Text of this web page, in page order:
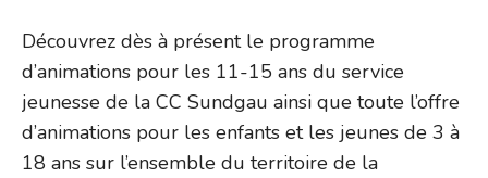
Découvrez dès à présent le programme
d’animations pour les 11-15 ans du service
jeunesse de la CC Sundgau ainsi que toute l’offre
d’animations pour les enfants et les jeunes de 3 à
18 ans sur l’ensemble du territoire de la